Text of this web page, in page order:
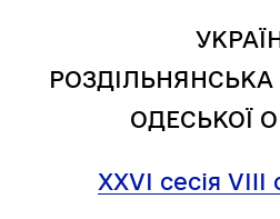
ОДЕСЬКОЇ
XXVІ сесіяVIII